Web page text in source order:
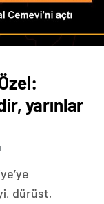
yarınlar
dürüst,